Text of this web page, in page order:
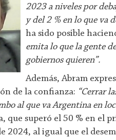
2023 a niveles por
y del 2 % en lo que va
ha sido posible
emita lo que la gente
gobiernos quieren”.
Además, Abram
de la confianza: “Cerrar
al que va Argentina en
que superó el 50 % en el
2024, al igual que el